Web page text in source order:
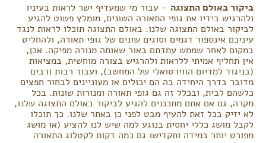
ביקור באולם התצוגה – עבור מי שמעדיף ישר לראות בעיניו
ולהרגיש בידיו את גופי התאורה השונים, מומלץ פשוט להגיע
לביקור באולם התצוגה שלנו. באולם התצוגה תוכלו לראות לנגד
עיניכם אינספור דגמים וסוגים שונים של גופי תאורה, ולהחליט
במקום לאחר שממש עמדתם באור שאותה מנורה מפיקה. אכן,
אין תחליף אמיתי ללראות ולהרגיש בצורה מוחשית, במציאות
(בניגוד למדיום הווירטואלי של המחשב), ועבור רבות ורבים
מדובר בדרך היחידה בה הם יכולים או מעוניינים לבחור חפצים
כלשהם לבית, ובכלל זה גם גופי תאורה ומנורות שונות. בכל
מקרה, גם אם אתם מתכננים להגיע לביקור באולם התצוגה שלנו,
לא יזיק בכל זאת להעיף מבט לפני כן באתר שלנו. כך תוכלו
לקבל מושג כללי יחסית בנוגע למה שיש לנו להציע (או מושג
מפורט יותר במידה ותקדישו גם כמה דקות לקטלוג התאורה